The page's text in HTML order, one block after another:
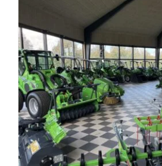
Avant Danmark
i det nye showroom
Nyheder